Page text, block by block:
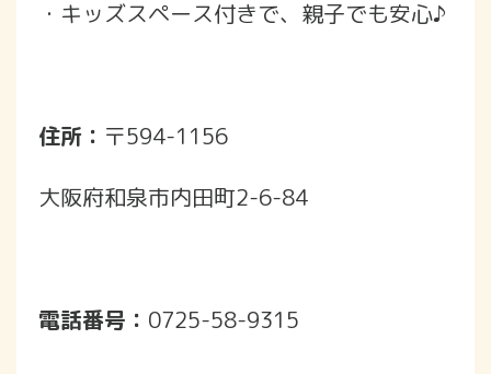
・キッズスペース付きで、親子でも安心♪
住所： 〒594-1156
大阪府和泉市内田町2-6-84
電話番号： 0725-58-9315